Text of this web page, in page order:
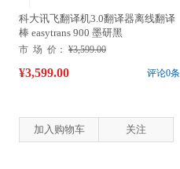
科大讯飞翻译机3.0翻译器离线翻译
棒 easytrans 900 墨研黑
市 场 价： ¥3,599.00
评论0条
¥3,599.00
加入购物车 关注